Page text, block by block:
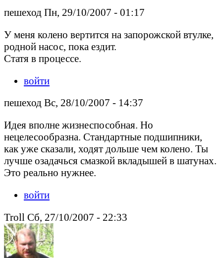
пешеход Пн, 29/10/2007 - 01:17
У меня колено вертится на запорожской втулке,
родной насос, пока ездит.
Статя в процессе.
войти
пешеход Вс, 28/10/2007 - 14:37
Идея вполне жизнеспособная. Но
нецелесообразна. Стандартные подшипники,
как уже сказали, ходят дольше чем колено. Ты
лучше озадачься смазкой вкладышей в шатунах.
Это реально нужнее.
войти
Troll Сб, 27/10/2007 - 22:33